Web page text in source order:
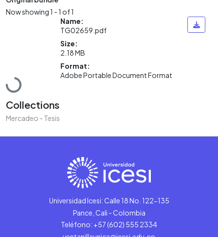
Now showing1 - 1 of 1
Loading...
Name:
TG02659.pdf
Size:
2.18 MB
Format:
Adobe Portable Document Format
Collections
Mercadeo - Tesis
Universidad Icesi: Calle 18 No. 122-135
Pance, Cali - Colombia
Teléfono: +57 (602) 555 2334